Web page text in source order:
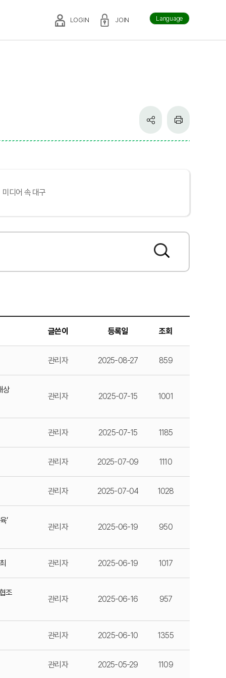
LOGIN JOIN Language
미디어 속 대구
글쓴이 등록일 조회
관리자 2025-08-27 859
상
관리자 2025-07-15 1001
관리자 2025-07-15 1185
관리자 2025-07-09 1110
관리자 2025-07-04 1028
’
관리자 2025-06-19 950
관리자 2025-06-19 1017
조
관리자 2025-06-16 957
관리자 2025-06-10 1355
관리자 2025-05-29 1109